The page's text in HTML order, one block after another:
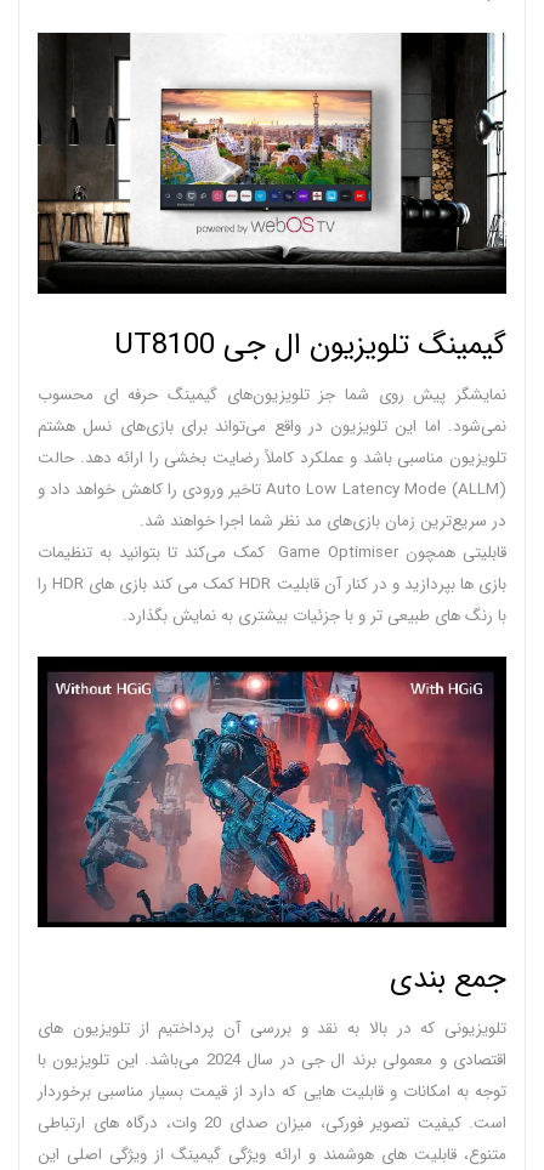
گیمینگ تلویزیون ال جی UT8100
نمایشگر پیش روی شما جز تلویزیون‌های گیمینگ حرفه ای محسوب
نمی‌شود. اما این تلویزیون در واقع می‌تواند برای بازی‌های نسل هشتم
تلویزیون مناسبی باشد و عملکرد کاملاً رضایت بخشی را ارائه دهد. حالت
Auto Low Latency Mode (ALLM) تاخیر ورودی را کاهش خواهد داد و
در سریع‌ترین زمان بازی‌های مد نظر شما اجرا خواهند شد.
قابلیتی همچون Game Optimiser کمک می‌کند تا بتوانید به تنظیمات
بازی‌ ها بپردازید و در کنار آن قابلیت HDR کمک می کند بازی های HDR را
با رنگ های طبیعی تر و با جزئیات بیشتری به نمایش بگذارد.
جمع بندی
تلویزیونی که در بالا به نقد و بررسی آن پرداختیم از تلویزیون‌ های
اقتصادی و معمولی برند ال جی در سال 2024 می‌باشد. این تلویزیون با
توجه به امکانات و قابلیت‌ هایی که دارد از قیمت بسیار مناسبی برخوردار
است. کیفیت تصویر فورکی، میزان صدای 20 وات، درگاه‌ های ارتباطی
متنوع، قابلیت‌ های هوشمند و ارائه ویژگی گیمینگ از ویژگی اصلی این